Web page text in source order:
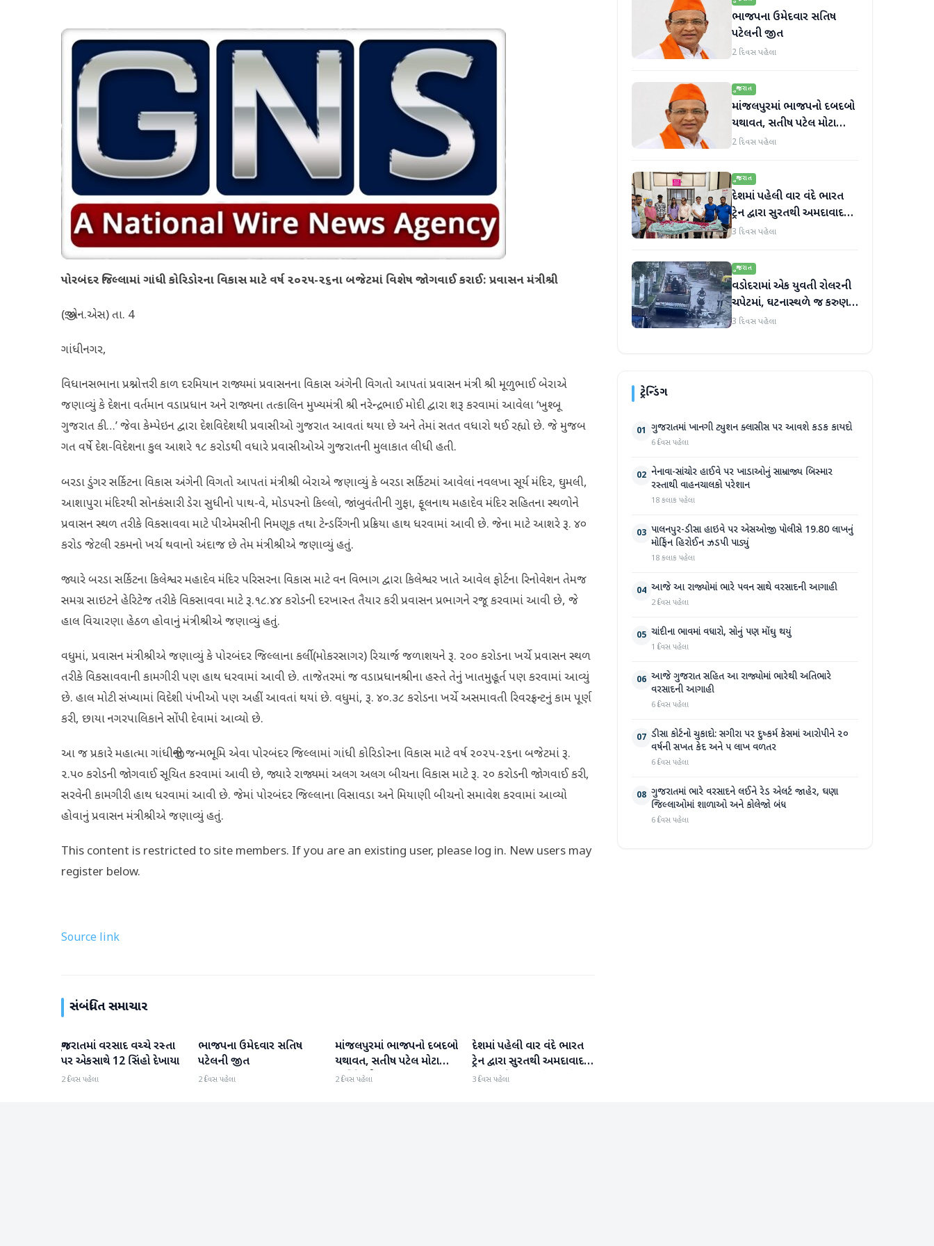
પોરબંદર જિલ્લામાં ગાંધી કોરિડોરના વિકાસ માટે વર્ષ ૨૦૨૫-૨૬ના બજેટમાં વિશેષ જોગવાઈ કરાઈ: પ્રવાસન મંત્રીશ્રી
(જી.એન.એસ) તા. 4
ગાંધીનગર,
વિધાનસભાના પ્રશ્નોત્તરી કાળ દરમિયાન રાજ્યમાં પ્રવાસનના વિકાસ અંગેની વિગતો આપતાં પ્રવાસન મંત્રી શ્રી મૂળુભાઈ બેરાએ
જણાવ્યું કે દેશના વર્તમાન વડાપ્રધાન અને રાજ્યના તત્કાલિન મુખ્યમંત્રી શ્રી નરેન્દ્રભાઈ મોદી દ્વારા શરૂ કરવામાં આવેલા ‘ખુશ્બૂ
ગુજરાત કી…’ જેવા કેમ્પેઇન દ્વારા દેશવિદેશથી પ્રવાસીઓ ગુજરાત આવતાં થયા છે અને તેમાં સતત વધારો થઈ રહ્યો છે. જે મુજબ
ગત વર્ષે દેશ-વિદેશના કુલ આશરે ૧૮ કરોડથી વધારે પ્રવાસીઓએ ગુજરાતની મુલાકાત લીધી હતી.
બરડા ડુંગર સર્કિટના વિકાસ અંગેની વિગતો આપતાં મંત્રીશ્રી બેરાએ જણાવ્યું કે બરડા સર્કિટમાં આવેલાં નવલખા સૂર્ય મંદિર, ઘુમલી,
આશાપુરા મંદિરથી સોનકંસારી ડેરા સુધીનો પાથ-વે, મોડપરનો કિલ્લો, જાંબુવંતીની ગુફા, ફૂલનાથ મહાદેવ મંદિર સહિતના સ્થળોને
પ્રવાસન સ્થળ તરીકે વિકસાવવા માટે પીએમસીની નિમણૂક તથા ટેન્ડરિંગની પ્રક્રિયા હાથ ધરવામાં આવી છે. જેના માટે આશરે રૂ. ૪૦
કરોડ જેટલી રકમનો ખર્ચ થવાનો અંદાજ છે તેમ મંત્રીશ્રીએ જણાવ્યું હતું.
જ્યારે બરડા સર્કિટના કિલેશ્વર મહાદેવ મંદિર પરિસરના વિકાસ માટે વન વિભાગ દ્વારા કિલેશ્વર ખાતે આવેલ ફોર્ટના રિનોવેશન તેમજ
સમગ્ર સાઇટને હેરિટેજ તરીકે વિકસાવવા માટે રૂ.૧૮.૪૪ કરોડની દરખાસ્ત તૈયાર કરી પ્રવાસન પ્રભાગને રજૂ કરવામાં આવી છે, જે
હાલ વિચારણા હેઠળ હોવાનું મંત્રીશ્રીએ જણાવ્યું હતું.
વધુમાં, પ્રવાસન મંત્રીશ્રીએ જણાવ્યું કે પોરબંદર જિલ્લાના કર્લી(મોકરસાગર) રિચાર્જ જળાશયને રૂ. ૨૦૦ કરોડના ખર્ચે પ્રવાસન સ્થળ
તરીકે વિકસાવવાની કામગીરી પણ હાથ ધરવામાં આવી છે. તાજેતરમાં જ વડાપ્રધાનશ્રીના હસ્તે તેનું ખાતમુહૂર્ત પણ કરવામાં આવ્યું
છે. હાલ મોટી સંખ્યામાં વિદેશી પંખીઓ પણ અહીં આવતાં થયાં છે. વધુમાં, રૂ. ૪૦.૩૮ કરોડના ખર્ચે અસમાવતી રિવરફ્રન્ટનું કામ પૂર્ણ
કરી, છાયા નગરપાલિકાને સોંપી દેવામાં આવ્યો છે.
આ જ પ્રકારે મહાત્મા ગાંધીજીની જન્મભૂમિ એવા પોરબંદર જિલ્લામાં ગાંધી કોરિડોરના વિકાસ માટે વર્ષ ૨૦૨૫-૨૬ના બજેટમાં રૂ.
૨.૫૦ કરોડની જોગવાઈ સૂચિત કરવામાં આવી છે, જ્યારે રાજ્યમાં અલગ અલગ બીચના વિકાસ માટે રૂ. ૨૦ કરોડની જોગવાઈ કરી,
સરવેની કામગીરી હાથ ધરવામાં આવી છે. જેમાં પોરબંદર જિલ્લાના વિસાવડા અને મિયાણી બીચનો સમાવેશ કરવામાં આવ્યો
હોવાનું પ્રવાસન મંત્રીશ્રીએ જણાવ્યું હતું.
This content is restricted to site members. If you are an existing user, please log in. New users may
register below.
Source link
સંબંધિત સમાચાર
ગુજરાત
ગુજરાતમાં વરસાદ વચ્ચે રસ્તા
પર એકસાથે 12 સિંહો દેખાયા
2 દિવસ પહેલા
ગુજરાત
ભાજપના ઉમેદવાર સતિષ
પટેલની જીત
2 દિવસ પહેલા
ગુજરાત
માંજલપુરમાં ભાજપનો દબદબો
યથાવત, સતીષ પટેલ મોટા
માર્જિનથી આગળ
2 દિવસ પહેલા
ગુજરાત
દેશમાં પહેલી વાર વંદે ભારત
ટ્રેન દ્વારા સુરતથી અમદાવાદ
હૃદય પહોંચાડવામાં આવ્યું
3 દિવસ પહેલા
ભાજપના ઉમેદવાર સતિષ
પટેલની જીત
2 દિવસ પહેલા
ગુજરાત
માંજલપુરમાં ભાજપનો દબદબો
યથાવત, સતીષ પટેલ મોટા
માર્જિનથી આગળ
2 દિવસ પહેલા
ગુજરાત
દેશમાં પહેલી વાર વંદે ભારત
ટ્રેન દ્વારા સુરતથી અમદાવાદ
હૃદય પહોંચાડવામાં આવ્યું
3 દિવસ પહેલા
ગુજરાત
વડોદરામાં એક યુવતી રોલરની
ચપેટમાં, ઘટનાસ્થળે જ કરુણ
મોત
3 દિવસ પહેલા
ટ્રેન્ડિંગ
01 ગુજરાતમાં ખાનગી ટ્યુશન ક્લાસીસ પર આવશે કડક કાયદો
6 દિવસ પહેલા
02 નેનાવા-સાંચોર હાઈવે પર ખાડાઓનું સામ્રાજ્ય બિસ્માર
રસ્તાથી વાહનચાલકો પરેશાન
18 કલાક પહેલા
03 પાલનપુર-ડીસા હાઇવે પર એસઓજી પોલીસે 19.80 લાખનું
મોર્ફિન હિરોઈન ઝડપી પાડ્યું
18 કલાક પહેલા
04 આજે આ રાજ્યોમાં ભારે પવન સાથે વરસાદની આગાહી
2 દિવસ પહેલા
05 ચાંદીના ભાવમાં વધારો, સોનું પણ મોંઘુ થયું
1 દિવસ પહેલા
06 આજે ગુજરાત સહિત આ રાજ્યોમાં ભારેથી અતિભારે
વરસાદની આગાહી
6 દિવસ પહેલા
07 ડીસા કોર્ટનો ચુકાદો: સગીરા પર દુષ્કર્મ કેસમાં આરોપીને ૨૦
વર્ષની સખત કેદ અને ૫ લાખ વળતર
6 દિવસ પહેલા
08 ગુજરાતમાં ભારે વરસાદને લઈને રેડ એલર્ટ જાહેર, ઘણા
જિલ્લાઓમાં શાળાઓ અને કોલેજો બંધ
6 દિવસ પહેલા